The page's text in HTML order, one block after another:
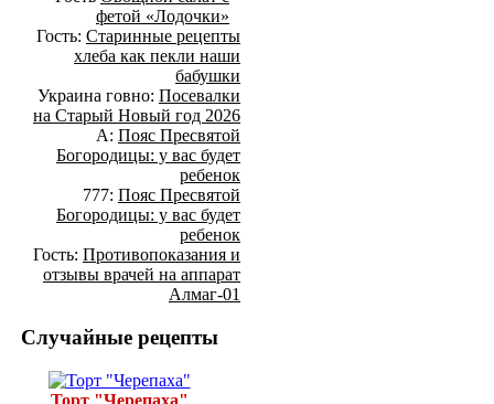
фетой «Лодочки»
Гость: Старинные рецепты
хлеба как пекли наши
бабушки
Украина говно: Посевалки
на Старый Новый год 2026
А: Пояс Пресвятой
Богородицы: у вас будет
ребенок
777: Пояс Пресвятой
Богородицы: у вас будет
ребенок
Гость: Противопоказания и
отзывы врачей на аппарат
Алмаг-01
Случайные рецепты
Торт "Черепаха"